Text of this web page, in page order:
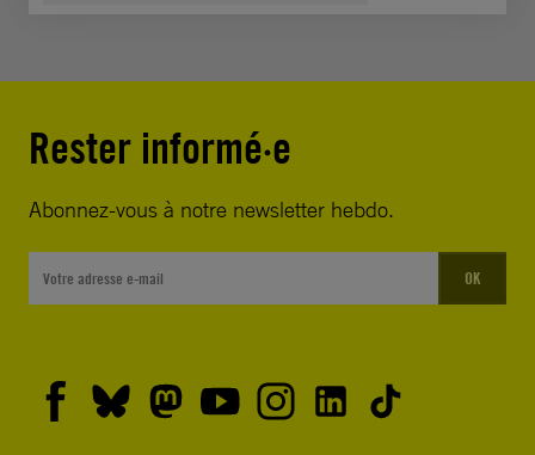
Rester informé·e
Abonnez-vous à notre newsletter hebdo.
OK